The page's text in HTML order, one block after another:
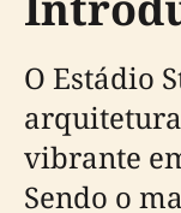
O Estádio
vibrante
Sendo o